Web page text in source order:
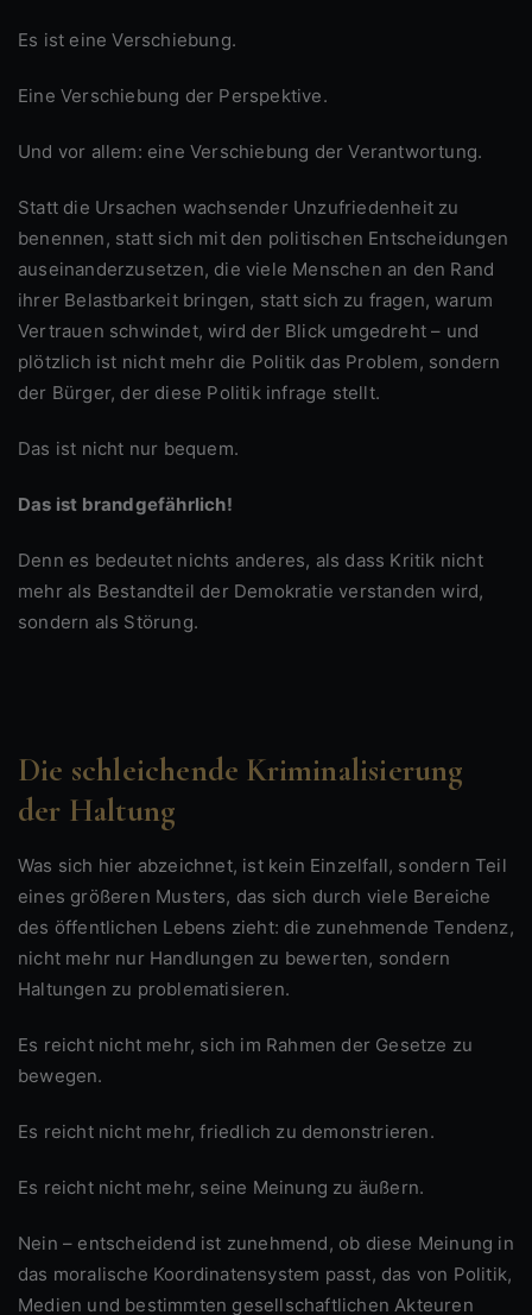
Es ist eine Verschiebung.
Eine Verschiebung der Perspektive.
Und vor allem: eine Verschiebung der Verantwortung.
Statt die Ursachen wachsender Unzufriedenheit zu
benennen, statt sich mit den politischen Entscheidungen
auseinanderzusetzen, die viele Menschen an den Rand
ihrer Belastbarkeit bringen, statt sich zu fragen, warum
Vertrauen schwindet, wird der Blick umgedreht – und
plötzlich ist nicht mehr die Politik das Problem, sondern
der Bürger, der diese Politik infrage stellt.
Das ist nicht nur bequem.
Das ist brandgefährlich!
Denn es bedeutet nichts anderes, als dass Kritik nicht
mehr als Bestandteil der Demokratie verstanden wird,
sondern als Störung.
Die schleichende Kriminalisierung
der Haltung
Was sich hier abzeichnet, ist kein Einzelfall, sondern Teil
eines größeren Musters, das sich durch viele Bereiche
des öffentlichen Lebens zieht: die zunehmende Tendenz,
nicht mehr nur Handlungen zu bewerten, sondern
Haltungen zu problematisieren.
Es reicht nicht mehr, sich im Rahmen der Gesetze zu
bewegen.
Es reicht nicht mehr, friedlich zu demonstrieren.
Es reicht nicht mehr, seine Meinung zu äußern.
Nein – entscheidend ist zunehmend, ob diese Meinung in
das moralische Koordinatensystem passt, das von Politik,
Medien und bestimmten gesellschaftlichen Akteuren